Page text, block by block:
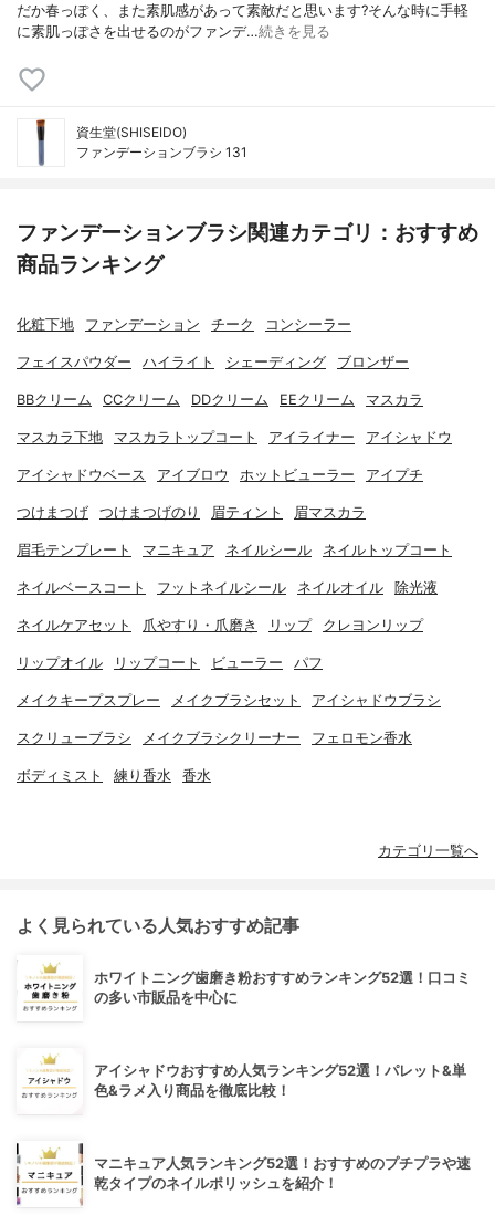
だか春っぽく、また素肌感があって素敵だと思います?そんな時に手軽
に素肌っぽさを出せるのがファンデ…続きを見る
資生堂(SHISEIDO)
ファンデーションブラシ 131
ファンデーションブラシ関連カテゴリ：おすすめ
商品ランキング
化粧下地 ファンデーション チーク コンシーラー
フェイスパウダー ハイライト シェーディング ブロンザー
BBクリーム CCクリーム DDクリーム EEクリーム マスカラ
マスカラ下地 マスカラトップコート アイライナー アイシャドウ
アイシャドウベース アイブロウ ホットビューラー アイプチ
つけまつげ つけまつげのり 眉ティント 眉マスカラ
眉毛テンプレート マニキュア ネイルシール ネイルトップコート
ネイルベースコート フットネイルシール ネイルオイル 除光液
ネイルケアセット 爪やすり・爪磨き リップ クレヨンリップ
リップオイル リップコート ビューラー パフ
メイクキープスプレー メイクブラシセット アイシャドウブラシ
スクリューブラシ メイクブラシクリーナー フェロモン香水
ボディミスト 練り香水 香水
カテゴリ一覧へ
よく見られている人気おすすめ記事
ホワイトニング歯磨き粉おすすめランキング52選！口コミ
の多い市販品を中心に
アイシャドウおすすめ人気ランキング52選！パレット&単
色&ラメ入り商品を徹底比較！
マニキュア人気ランキング52選！おすすめのプチプラや速
乾タイプのネイルポリッシュを紹介！